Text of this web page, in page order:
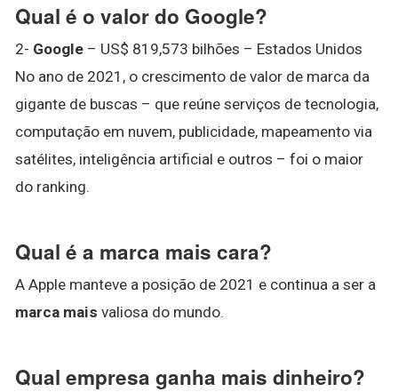
Qual é o valor do Google?
2- Google – US$ 819,573 bilhões – Estados Unidos
No ano de 2021, o crescimento de valor de marca da
gigante de buscas – que reúne serviços de tecnologia,
computação em nuvem, publicidade, mapeamento via
satélites, inteligência artificial e outros – foi o maior
do ranking.
Qual é a marca mais cara?
A Apple manteve a posição de 2021 e continua a ser a
marca mais valiosa do mundo.
Qual empresa ganha mais dinheiro?